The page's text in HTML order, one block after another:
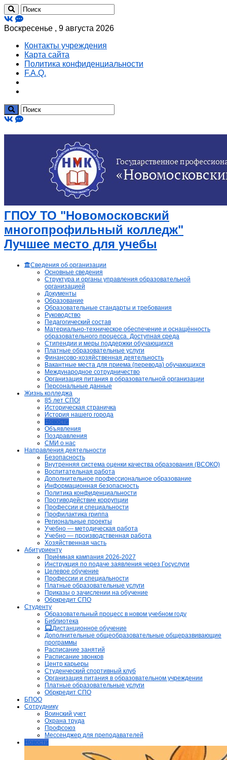
Воскресенье , 9 августа 2026
Контакты учреждения
Карта сайта
Политика конфиденциальности
F.A.Q.
ГПОУ ТО "Новомосковский
многопрофильный колледж"
Лучшее место для учебы
Сведения об организации
Основные сведения
Структура и органы управления образовательной
организацией
Документы
Образование
Образовательные стандарты и требования
Руководство
Педагогический состав
Материально-техническое обеспечение и оснащённость
образовательного процесса. Доступная среда
Стипендии и меры поддержки обучающихся
Платные образовательные услуги
Финансово-хозяйственная деятельность
Вакантные места для приема (перевода) обучающихся
Международное сотрудничество
Организация питания в образовательной организации
Персональные данные
Жизнь колледжа
85 лет СПО!
Историческая страничка
История нашего города
Новости
Объявления
Поздравления
СМИ о нас
Направления деятельности
Безопасность
Внутренняя система оценки качества образования (ВСОКО)
Воспитательная работа
Дополнительное профессиональное образование
Информационная безопасность
Политика конфиденциальности
Противодействие коррупции
Профессии и специальности
Профилактика гриппа
Региональные проекты
Учебно — методическая работа
Учебно — производственная работа
Хозяйственная часть
Абитуриенту
Приёмная кампания 2026-2027
Инструкция по подаче заявления через Госуслуги
Целевое обучение
Профессии и специальности
Платные образовательные услуги
Приказы о зачислении на обучение
Обркредит СПО
Студенту
Образовательный процесс в новом учебном году
Библиотека
Дистанционное обучение
Дополнительные общеобразовательные общеразвивающие
программы
Расписание занятий
Расписание звонков
Центр карьеры
Студенческий спортивный клуб
Организация питания в образовательном учреждении
Платные образовательные услуги
Обркредит СПО
БПОО
Сотруднику
Воинский учет
Охрана труда
Профсоюз
Мессенджер для преподавателей
Новости